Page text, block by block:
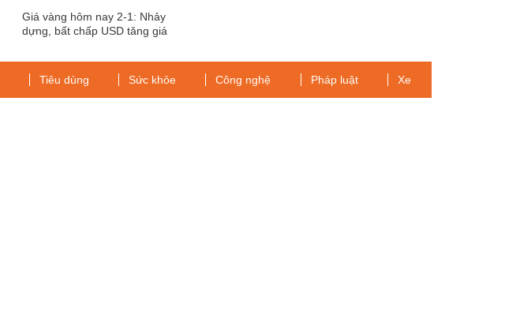
Giá vàng hôm nay 2-1: Nhảy
dựng, bất chấp USD tăng giá
Tiêu dùng Sức khỏe Công nghệ Pháp luật Xe